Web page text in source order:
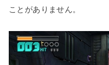
ことがありません。